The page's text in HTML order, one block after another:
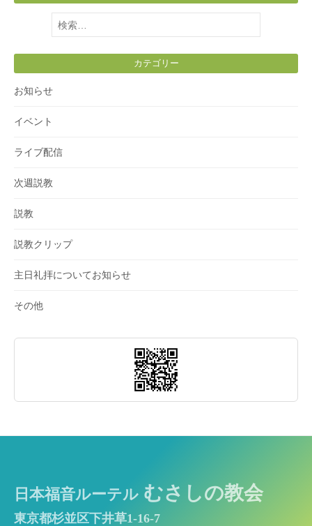
検
索:
カテゴリー
お知らせ
イベント
ライブ配信
次週説教
説教
説教クリップ
主日礼拝についてお知らせ
その他
日本福音ルーテル むさしの教会
東京都杉並区下井草1-16-7